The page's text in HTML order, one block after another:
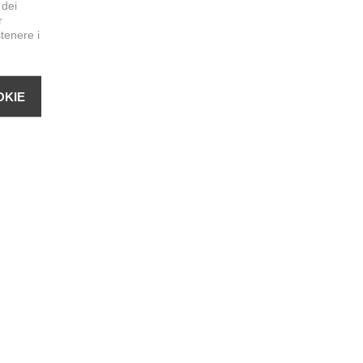
i